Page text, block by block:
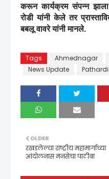
करून कार्यक्रम संपन्न
रोडी यांनी केले तर
बबलू वावरे यांनी मानले.
Tags Ahmednagar
News Update
Pathardi
OLDER
रखडलेल्या राष्ट्रीय महामार्गाच्या
आंदोलनास मनसेचा पाठींबा